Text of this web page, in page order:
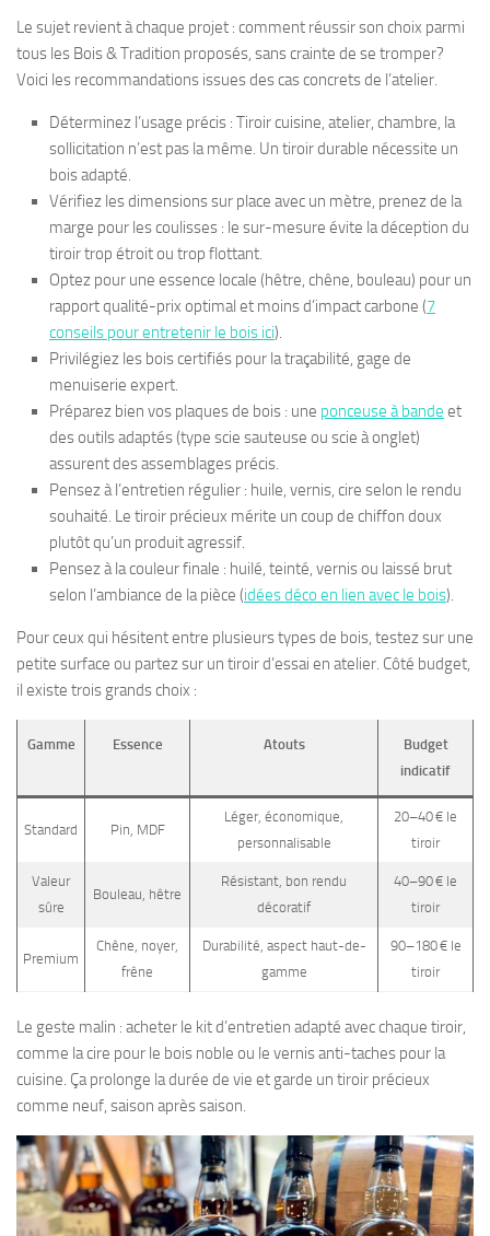
Le sujet revient à chaque projet : comment réussir son choix parmi
tous les Bois & Tradition proposés, sans crainte de se tromper?
Voici les recommandations issues des cas concrets de l’atelier.
Déterminez l’usage précis : Tiroir cuisine, atelier, chambre, la
sollicitation n’est pas la même. Un tiroir durable nécessite un
bois adapté.
Vérifiez les dimensions sur place avec un mètre, prenez de la
marge pour les coulisses : le sur-mesure évite la déception du
tiroir trop étroit ou trop flottant.
Optez pour une essence locale (hêtre, chêne, bouleau) pour un
rapport qualité-prix optimal et moins d’impact carbone (7
conseils pour entretenir le bois ici).
Privilégiez les bois certifiés pour la traçabilité, gage de
menuiserie expert.
Préparez bien vos plaques de bois : une ponceuse à bande et
des outils adaptés (type scie sauteuse ou scie à onglet)
assurent des assemblages précis.
Pensez à l’entretien régulier : huile, vernis, cire selon le rendu
souhaité. Le tiroir précieux mérite un coup de chiffon doux
plutôt qu’un produit agressif.
Pensez à la couleur finale : huilé, teinté, vernis ou laissé brut
selon l’ambiance de la pièce (idées déco en lien avec le bois).
Pour ceux qui hésitent entre plusieurs types de bois, testez sur une
petite surface ou partez sur un tiroir d’essai en atelier. Côté budget,
il existe trois grands choix :
Gamme Essence Atouts
Budget
indicatif
Standard Pin, MDF
Léger, économique,
personnalisable
20–40 € le
tiroir
Valeur
sûre
Bouleau, hêtre
Résistant, bon rendu
décoratif
40–90 € le
tiroir
Premium
Chêne, noyer,
frêne
Durabilité, aspect haut-de-
gamme
90–180 € le
tiroir
Le geste malin : acheter le kit d’entretien adapté avec chaque tiroir,
comme la cire pour le bois noble ou le vernis anti-taches pour la
cuisine. Ça prolonge la durée de vie et garde un tiroir précieux
comme neuf, saison après saison.